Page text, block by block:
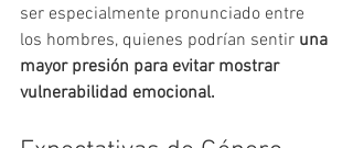
ser especialmente pronunciado entre
los hombres, quienes podrían sentir una
mayor presión para evitar mostrar
vulnerabilidad emocional.